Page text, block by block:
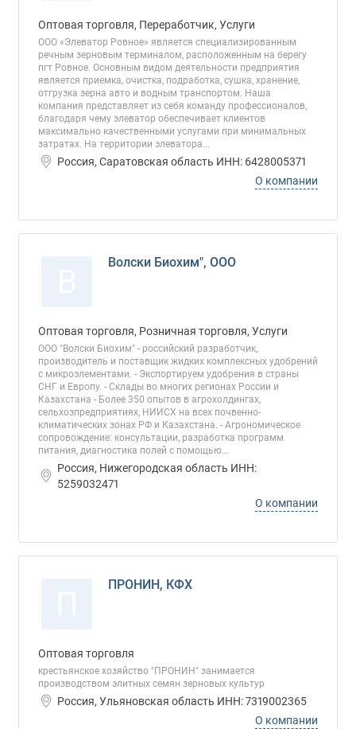
Оптовая торговля, Переработчик, Услуги
ООО «Элеватор Ровное» является специализированным
речным зерновым терминалом, расположенным на берегу
пгт Ровное. Основным видом деятельности предприятия
является приемка, очистка, подработка, сушка, хранение,
отгрузка зерна авто и водным транспортом. Наша
компания представляет из себя команду профессионалов,
благодаря чему элеватор обеспечивает клиентов
максимально качественными услугами при минимальных
затратах. На территории элеватора...
Россия, Саратовская область ИНН: 6428005371
О компании
Волски Биохим", ООО
Оптовая торговля, Розничная торговля, Услуги
ООО "Волски Биохим" - российский разработчик,
производитель и поставщик жидких комплексных удобрений
с микроэлементами. - Экспортируем удобрения в страны
СНГ и Европу. - Склады во многих регионах России и
Казахстана - Более 350 опытов в агрохолдингах,
сельхозпредприятиях, НИИСХ на всех почвенно-
климатических зонах РФ и Казахстана. - Агрономическое
сопровождение: консультации, разработка программ
питания, диагностика полей с помощью...
Россия, Нижегородская область ИНН:
5259032471
О компании
ПРОНИН, КФХ
Оптовая торговля
крестьянское хозяйство "ПРОНИН" занимается
производством элитных семян зерновых культур
Россия, Ульяновская область ИНН: 7319002365
О компании